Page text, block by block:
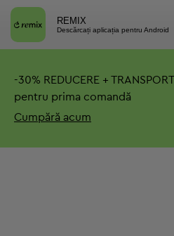
REMIX
Descărcați aplicația pentru Android
-30% REDUCERE +
pentru prima comandă
Cumpără acum